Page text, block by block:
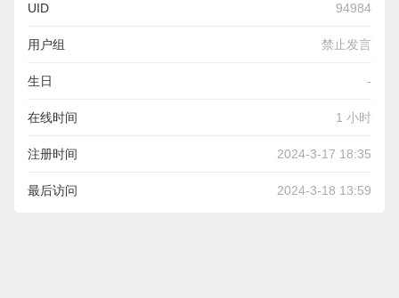
UID 94984
用户组 禁止发言
生日 -
在线时间 1 小时
注册时间 2024-3-17 18:35
最后访问 2024-3-18 13:59